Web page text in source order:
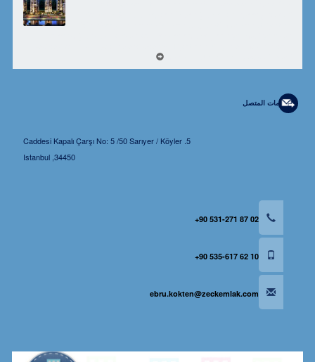
معلومات المتصل
5. Caddesi Kapalı Çarşı No: 5 /50 Sarıyer / Köyler
34450, Istanbul
+90 531-271 87 02
+90 535-617 62 10
ebru.kokten@zeckemlak.com